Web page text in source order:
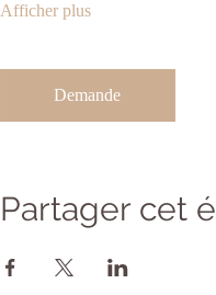
Afficher plus
Demande
Partager cet